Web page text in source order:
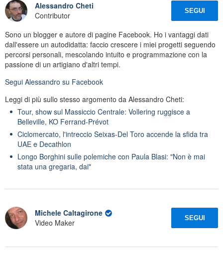
Alessandro Cheti
Contributor
SEGUI
Sono un blogger e autore di pagine Facebook. Ho i vantaggi dati
dall'essere un autodidatta: faccio crescere i miei progetti seguendo
percorsi personali, mescolando intuito e programmazione con la
passione di un artigiano d'altri tempi.
Segui Alessandro su Facebook
Leggi di più sullo stesso argomento da Alessandro Cheti:
Tour, show sul Massiccio Centrale: Vollering ruggisce a
Belleville, KO Ferrand-Prévot
Ciclomercato, l'intreccio Seixas-Del Toro accende la sfida tra
UAE e Decathlon
Longo Borghini sulle polemiche con Paula Blasi: "Non è mai
stata una gregaria, dai"
Michele Caltagirone
Video Maker
SEGUI